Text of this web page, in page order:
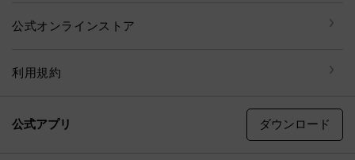
公式オンラインストア
利用規約
公式アプリ ダウンロード